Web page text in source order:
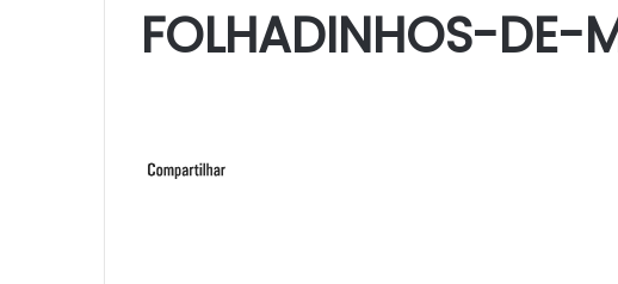
FOLHADINHOS-DE-